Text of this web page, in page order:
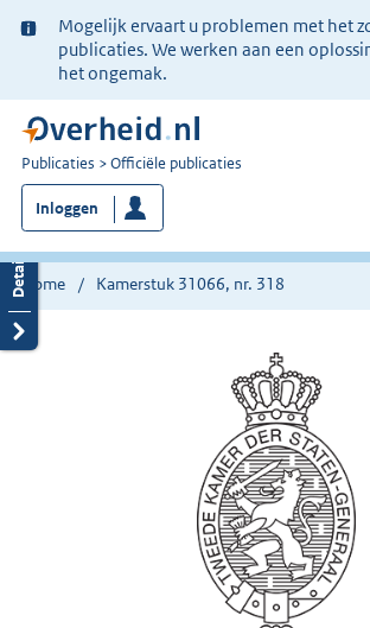
Ter
informatie:
Mogelijk ervaart u problemen met het
publicaties. We werken aan een
het ongemak.
U
bent
nu
hier:
Publicaties Officiële publicaties
Inloggen
Home Kamerstuk 31066, nr. 318